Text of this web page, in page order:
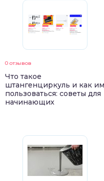
0 отзывов
Что такое
штангенциркуль и как им
пользоваться: советы для
начинающих